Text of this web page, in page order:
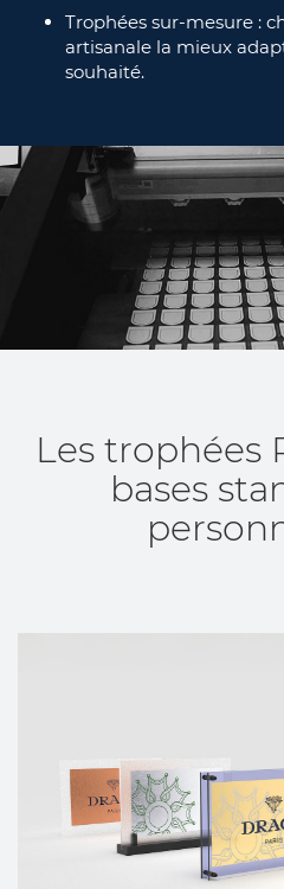
Trophées sur-mesure :
artisanale la mieux
souhaité.
Les trophées
bases